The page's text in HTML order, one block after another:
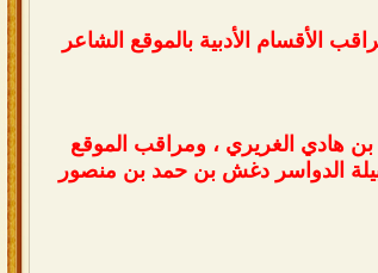
الأقسام الأدبية بالموقع الشاعر
هادي الغريري ، ومراقب الموقع
الدواسر دغش بن حمد بن منصور